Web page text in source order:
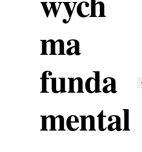
ma
funda
mental